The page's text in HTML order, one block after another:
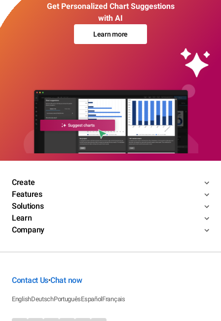
Get Personalized Chart Suggestions
with AI
Learn more
Create
Features
Solutions
Learn
Company
Contact Us•Chat now
EnglishDeutschPortuguêsEspañolFrançais